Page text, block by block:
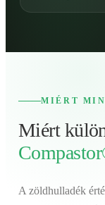
MIÉRT
Miért
A zöldhulladék